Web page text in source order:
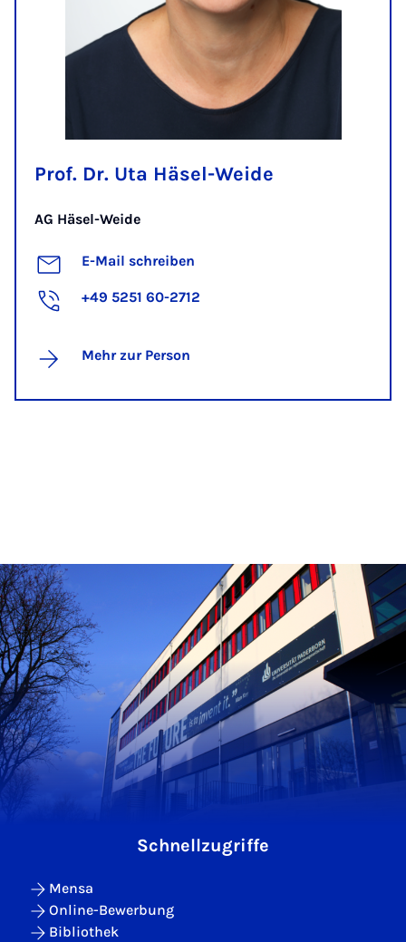
Prof. Dr. Uta Häsel-Weide
AG Häsel-Weide
E-Mail schreiben
+49 5251 60-2712
Mehr zur Person
Schnellzugriffe
Mensa
Online-Bewerbung
Bibliothek